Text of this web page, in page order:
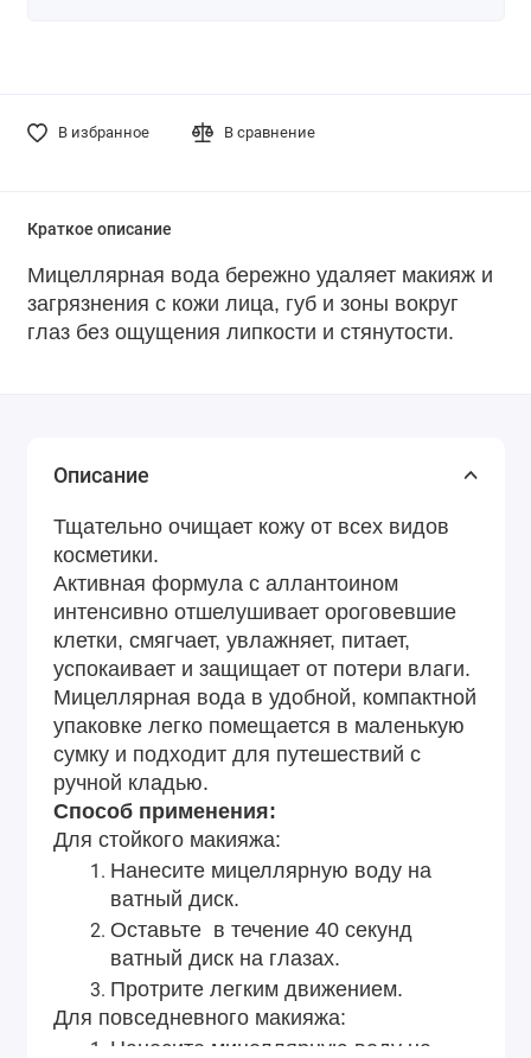
В избранное В сравнение
Краткое описание
Мицеллярная вода бережно удаляет макияж и
загрязнения с кожи лица, губ и зоны вокруг
глаз без ощущения липкости и стянутости.
Описание
Тщательно очищает кожу от всех видов
косметики.
Активная формула с аллантоином
интенсивно отшелушивает ороговевшие
клетки, смягчает, увлажняет, питает,
успокаивает и защищает от потери влаги.
Мицеллярная вода в удобной, компактной
упаковке легко помещается в маленькую
сумку и подходит для путешествий с
ручной кладью.
Способ применения:
Для стойкого макияжа:
Нанесите мицеллярную воду на
ватный диск.
Оставьте в течение 40 секунд
ватный диск на глазах.
Протрите легким движением.
Для повседневного макияжа:
Нанесите мицеллярную воду на